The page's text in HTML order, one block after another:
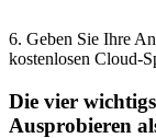
6. Geben Sie Ihre
kostenlosen Cloud-
Die vier
Ausprobieren